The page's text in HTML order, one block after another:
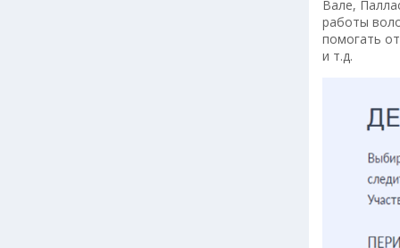
Вале,
работы
помогать
и т.д.